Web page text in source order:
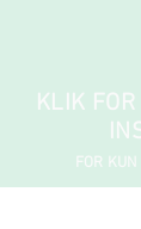
KLIK
FOR